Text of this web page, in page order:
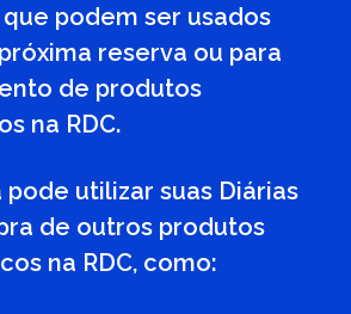
podem ser usados
reserva ou para
de produtos
na RDC.
pode utilizar suas Diárias
de outros produtos
na RDC, como: